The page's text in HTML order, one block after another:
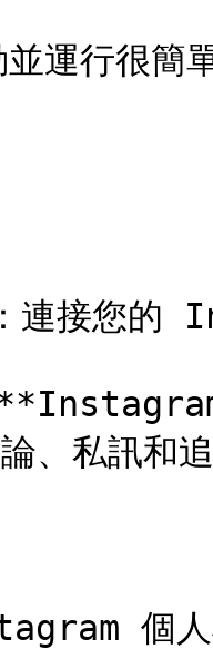
運行很簡
連接您的
、私訊和
個人